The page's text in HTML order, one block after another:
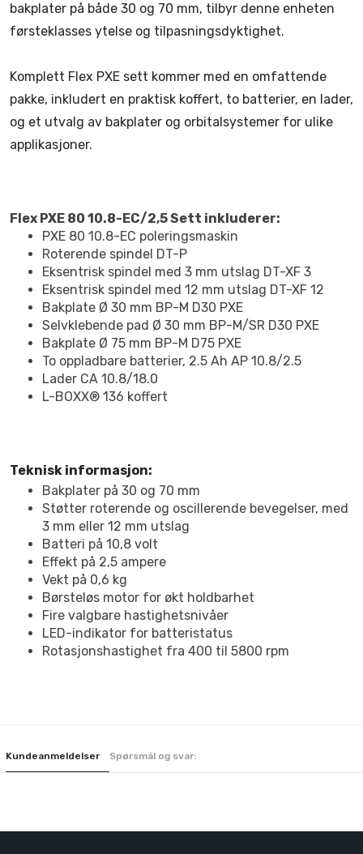
bakplater på både 30 og 70 mm, tilbyr denne enheten
førsteklasses ytelse og tilpasningsdyktighet.
Komplett Flex PXE sett kommer med en omfattende
pakke, inkludert en praktisk koffert, to batterier, en lader,
og et utvalg av bakplater og orbitalsystemer for ulike
applikasjoner.
Flex PXE 80 10.8-EC/2,5 Sett inkluderer:
PXE 80 10.8-EC poleringsmaskin
Roterende spindel DT-P
Eksentrisk spindel med 3 mm utslag DT-XF 3
Eksentrisk spindel med 12 mm utslag DT-XF 12
Bakplate Ø 30 mm BP-M D30 PXE
Selvklebende pad Ø 30 mm BP-M/SR D30 PXE
Bakplate Ø 75 mm BP-M D75 PXE
To oppladbare batterier, 2.5 Ah AP 10.8/2.5
Lader CA 10.8/18.0
L-BOXX® 136 koffert
Teknisk informasjon:
Bakplater på 30 og 70 mm
Støtter roterende og oscillerende bevegelser, med
3 mm eller 12 mm utslag
Batteri på 10,8 volt
Effekt på 2,5 ampere
Vekt på 0,6 kg
Børsteløs motor for økt holdbarhet
Fire valgbare hastighetsnivåer
LED-indikator for batteristatus
Rotasjonshastighet fra 400 til 5800 rpm
Kundeanmeldelser Spørsmål og svar: